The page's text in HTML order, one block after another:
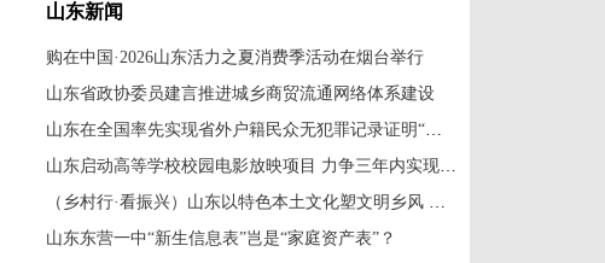
山东新闻
购在中国·2026山东活力之夏消费季活动在烟台举行
山东省政协委员建言推进城乡商贸流通网络体系建设
山东在全国率先实现省外户籍民众无犯罪记录证明“零门槛”全程网办
山东启动高等学校校园电影放映项目 力争三年内实现150所高校全覆盖
（乡村行·看振兴）山东以特色本土文化塑文明乡风 擦亮乡村幸福底色
山东东营一中“新生信息表”岂是“家庭资产表”？